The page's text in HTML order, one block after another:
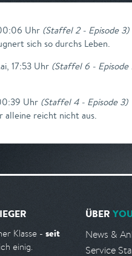
Uhr (Staffel 2 - Episode 3)
sich so durchs Leben.
17:53 Uhr (Staffel 6 - Episode
Uhr (Staffel 4 - Episode 3)
alleine reicht nicht aus.
Klasse - seit
einig.
ÜBER
News &
Service